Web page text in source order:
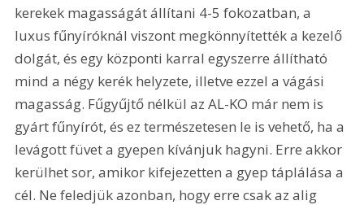
kerekek magasságát állítani 4-5 fokozatban, a
luxus fűnyíróknál viszont megkönnyítették a kezelő
dolgát, és egy központi karral egyszerre állítható
mind a négy kerék helyzete, illetve ezzel a vágási
magasság. Fűgyűjtő nélkül az AL-KO már nem is
gyárt fűnyírót, és ez természetesen le is vehető, ha a
levágott füvet a gyepen kívánjuk hagyni. Erre akkor
kerülhet sor, amikor kifejezetten a gyep táplálása a
cél. Ne feledjük azonban, hogy erre csak az alig